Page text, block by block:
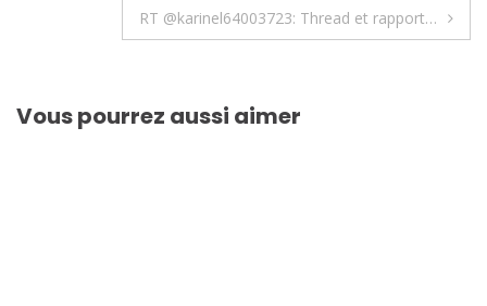
RT @karinel64003723: Thread et rapport…
Vous pourrez aussi aimer